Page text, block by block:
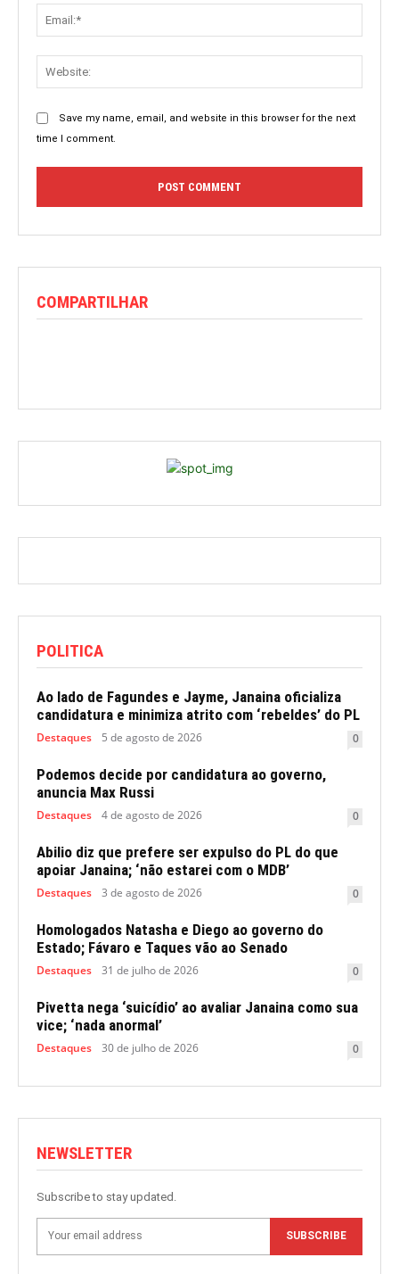
Save my name, email, and website in this browser for the next
time I comment.
COMPARTILHAR
POLITICA
Ao lado de Fagundes e Jayme, Janaina oficializa
candidatura e minimiza atrito com ‘rebeldes’ do PL
Destaques 5 de agosto de 2026 0
Podemos decide por candidatura ao governo,
anuncia Max Russi
Destaques 4 de agosto de 2026 0
Abilio diz que prefere ser expulso do PL do que
apoiar Janaina; ‘não estarei com o MDB’
Destaques 3 de agosto de 2026 0
Homologados Natasha e Diego ao governo do
Estado; Fávaro e Taques vão ao Senado
Destaques 31 de julho de 2026 0
Pivetta nega ‘suicídio’ ao avaliar Janaina como sua
vice; ‘nada anormal’
Destaques 30 de julho de 2026 0
NEWSLETTER
Subscribe to stay updated.
SUBSCRIBE